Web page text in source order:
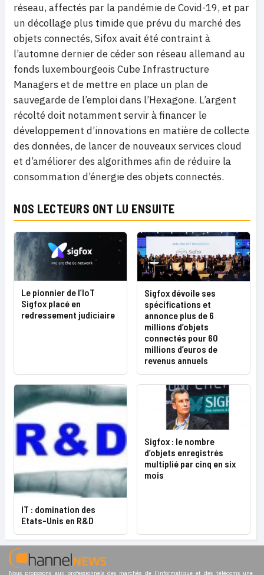
réseau, affectés par la pandémie de Covid-19, et par
un décollage plus timide que prévu du marché des
objets connectés, Sifox avait été contraint à
l’automne dernier de céder son réseau allemand au
fonds luxembourgeois Cube Infrastructure
Managers et de mettre en place un plan de
sauvegarde de l’emploi dans l’Hexagone. L’argent
récolté doit notamment servir à financer le
développement d’innovations en matière de collecte
des données, de lancer de nouveaux services cloud
et d’améliorer des algorithmes afin de réduire la
consommation d’énergie des objets connectés.
NOS LECTEURS ONT LU ENSUITE
Le pionnier de l’IoT
Sigfox placé en
redressement judiciaire
Sigfox dévoile ses
spécifications et
annonce plus de 6
millions d’objets
connectés pour 60
millions d’euros de
revenus annuels
IT : domination des
Etats-Unis en R&D
Sigfox : le nombre
d’objets enregistrés
multiplié par cinq en six
mois
Nous proposons aux professionnels des marchés de l'informatique et des télécoms une